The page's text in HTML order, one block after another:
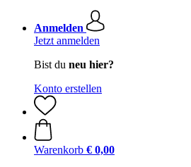
Anmelden
Jetzt anmelden
Bist du neu hier?
Konto erstellen
Warenkorb € 0,00